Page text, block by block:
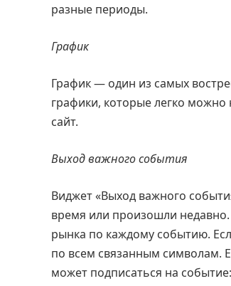
разные периоды.
График
График — один из самых
графики, которые легко
сайт.
Выход важного события
Виджет «Выход важного
время или произошли
рынка по каждому событию.
по всем связанным символам.
может подписаться на